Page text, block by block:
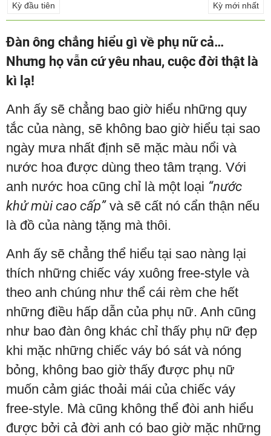
Kỳ đầu tiên Kỳ mới nhất
Đàn ông chẳng hiểu gì về phụ nữ cả…
Nhưng họ vẫn cứ yêu nhau, cuộc đời thật là
kì lạ!
Anh ấy sẽ chẳng bao giờ hiểu những quy
tắc của nàng, sẽ không bao giờ hiểu tại sao
ngày mưa nhất định sẽ mặc màu nổi và
nước hoa được dùng theo tâm trạng. Với
anh nước hoa cũng chỉ là một loại “nước
khử mùi cao cấp”và sẽ cất nó cẩn thận nếu
là đồ của nàng tặng mà thôi.
Anh ấy sẽ chẳng thể hiểu tại sao nàng lại
thích những chiếc váy xuông free-style và
theo anh chúng như thể cái rèm che hết
những điều hấp dẫn của phụ nữ. Anh cũng
như bao đàn ông khác chỉ thấy phụ nữ đẹp
khi mặc những chiếc váy bó sát và nóng
bỏng, không bao giờ thấy được phụ nữ
muốn cảm giác thoải mái của chiếc váy
free-style. Mà cũng không thể đòi anh hiểu
được bởi cả đời anh có bao giờ mặc những